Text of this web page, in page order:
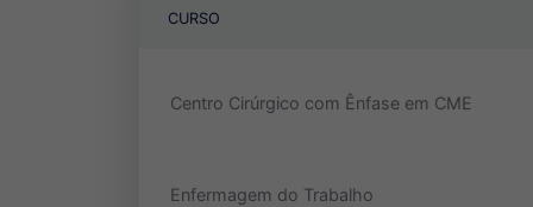
CURSO
Centro Cirúrgico com Ênfase em CME
Enfermagem do Trabalho